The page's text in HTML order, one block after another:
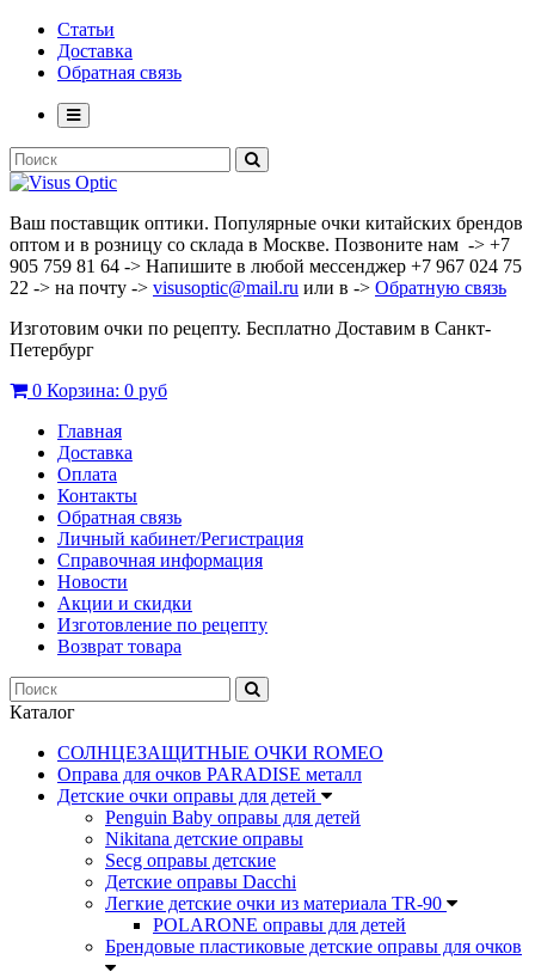
Статьи
Доставка
Обратная связь
Ваш поставщик оптики. Популярные очки китайских брендов
оптом и в розницу со склада в Москве. Позвоните нам -> +7
905 759 81 64 -> Напишите в любой мессенджер +7 967 024 75
22 -> на почту -> visusoptic@mail.ru или в -> Обратную связь
Изготовим очки по рецепту. Бесплатно Доставим в Санкт-
Петербург
0 Корзина: 0 руб
Главная
Доставка
Оплата
Контакты
Обратная связь
Личный кабинет/Регистрация
Справочная информация
Новости
Акции и скидки
Изготовление по рецепту
Возврат товара
Каталог
СОЛНЦЕЗАЩИТНЫЕ ОЧКИ ROMEO
Оправа для очков PARADISE металл
Детские очки оправы для детей
Penguin Baby оправы для детей
Nikitana детские оправы
Secg оправы детские
Детские оправы Dacchi
Легкие детские очки из материала TR-90
POLARONE оправы для детей
Брендовые пластиковые детские оправы для очков